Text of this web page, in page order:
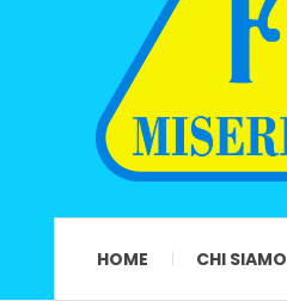
HOME CHI SIAMO